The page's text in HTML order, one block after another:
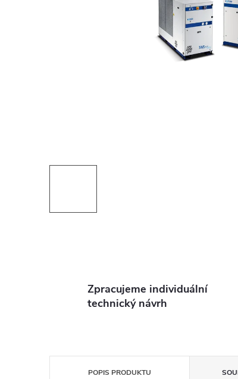
Zpracujeme individuální
technický návrh
POPIS PRODUKTU